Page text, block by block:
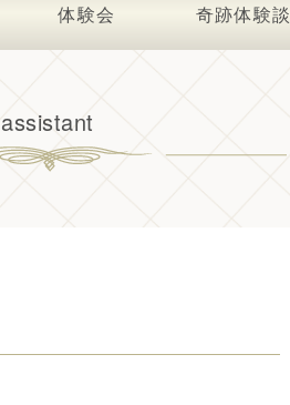
体験会 奇跡体験談
assistant